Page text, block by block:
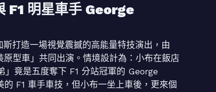
F1 明星車手 George
打造一場視覺震撼的高能量特技演出，由
型車」共同出演。情境設計為：小布在飯店
」竟是五度奪下 F1 分站冠軍的 George
F1 車手車技，但小布一坐上車後，更來個